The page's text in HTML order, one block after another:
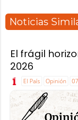
Noticias
El frágil
2026
El País Opinión